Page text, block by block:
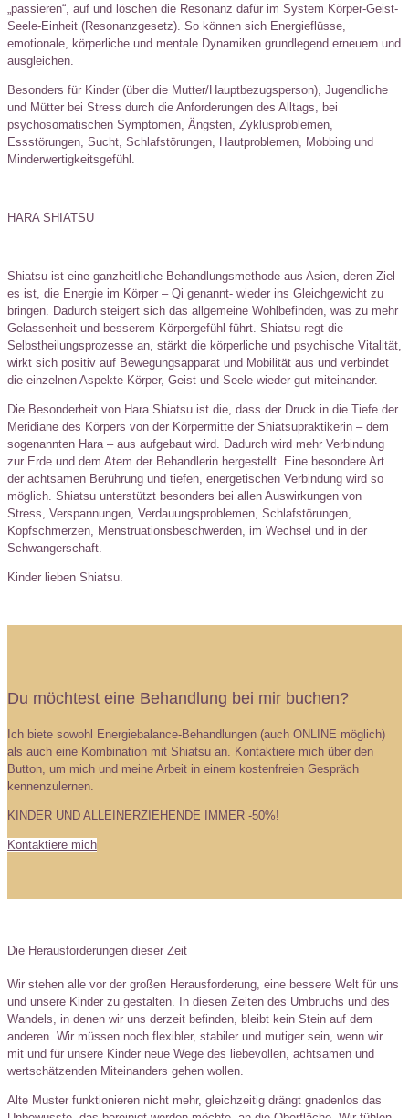
„passieren“, auf und löschen die Resonanz dafür im System Körper-Geist-
Seele-Einheit (Resonanzgesetz). So können sich Energieflüsse,
emotionale, körperliche und mentale Dynamiken grundlegend erneuern und
ausgleichen.
Besonders für Kinder (über die Mutter/Hauptbezugsperson), Jugendliche
und Mütter bei Stress durch die Anforderungen des Alltags, bei
psychosomatischen Symptomen, Ängsten, Zyklusproblemen,
Essstörungen, Sucht, Schlafstörungen, Hautproblemen, Mobbing und
Minderwertigkeitsgefühl.
HARA SHIATSU
Shiatsu ist eine ganzheitliche Behandlungsmethode aus Asien, deren Ziel
es ist, die Energie im Körper – Qi genannt- wieder ins Gleichgewicht zu
bringen. Dadurch steigert sich das allgemeine Wohlbefinden, was zu mehr
Gelassenheit und besserem Körpergefühl führt. Shiatsu regt die
Selbstheilungsprozesse an, stärkt die körperliche und psychische Vitalität,
wirkt sich positiv auf Bewegungsapparat und Mobilität aus und verbindet
die einzelnen Aspekte Körper, Geist und Seele wieder gut miteinander.
Die Besonderheit von Hara Shiatsu ist die, dass der Druck in die Tiefe der
Meridiane des Körpers von der Körpermitte der Shiatsupraktikerin – dem
sogenannten Hara – aus aufgebaut wird. Dadurch wird mehr Verbindung
zur Erde und dem Atem der Behandlerin hergestellt. Eine besondere Art
der achtsamen Berührung und tiefen, energetischen Verbindung wird so
möglich. Shiatsu unterstützt besonders bei allen Auswirkungen von
Stress, Verspannungen, Verdauungsproblemen, Schlafstörungen,
Kopfschmerzen, Menstruationsbeschwerden, im Wechsel und in der
Schwangerschaft.
Kinder lieben Shiatsu.
Du möchtest eine Behandlung bei mir buchen?
Ich biete sowohl Energiebalance-Behandlungen (auch ONLINE möglich)
als auch eine Kombination mit Shiatsu an. Kontaktiere mich über den
Button, um mich und meine Arbeit in einem kostenfreien Gespräch
kennenzulernen.
KINDER UND ALLEINERZIEHENDE IMMER -50%!
Kontaktiere mich
Die Herausforderungen dieser Zeit
Wir stehen alle vor der großen Herausforderung, eine bessere Welt für uns
und unsere Kinder zu gestalten. In diesen Zeiten des Umbruchs und des
Wandels, in denen wir uns derzeit befinden, bleibt kein Stein auf dem
anderen. Wir müssen noch flexibler, stabiler und mutiger sein, wenn wir
mit und für unsere Kinder neue Wege des liebevollen, achtsamen und
wertschätzenden Miteinanders gehen wollen.
Alte Muster funktionieren nicht mehr, gleichzeitig drängt gnadenlos das